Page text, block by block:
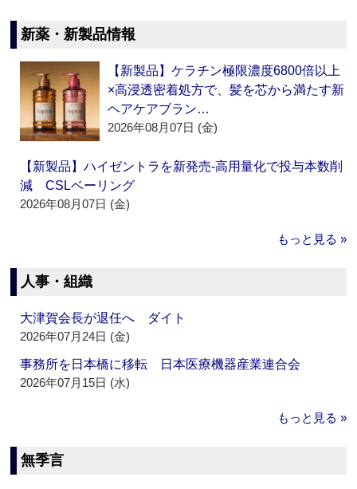
新薬・新製品情報
【新製品】ケラチン極限濃度6800倍以上
×高浸透密着処方で、髪を芯から満たす新
ヘアケアブラン…
2026年08月07日 (金)
【新製品】ハイゼントラを新発売‐高用量化で投与本数削
減 CSLベーリング
2026年08月07日 (金)
もっと見る »
人事・組織
大津賀会長が退任へ ダイト
2026年07月24日 (金)
事務所を日本橋に移転 日本医療機器産業連合会
2026年07月15日 (水)
もっと見る »
無季言